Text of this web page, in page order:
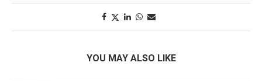
YOU MAY ALSO LIKE